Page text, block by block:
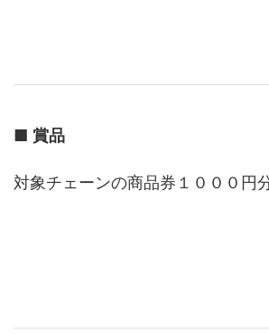
■ 賞品
対象チェーンの商品券１０００円